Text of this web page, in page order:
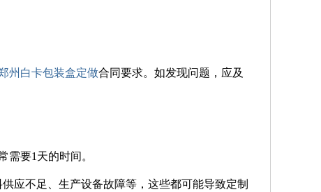
州白卡包装盒定做合同要求。如发现问题，应及
要1天的时间。
应不足、生产设备故障等，这些都可能导致定制